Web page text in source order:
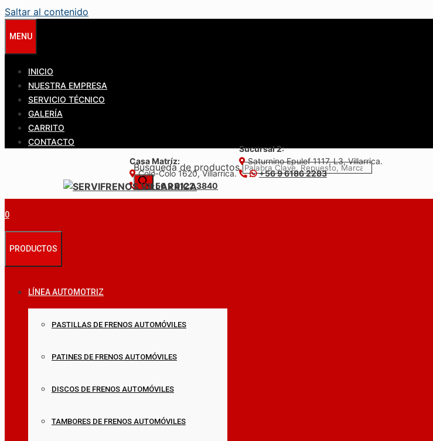
Saltar al contenido
MENU
INICIO
NUESTRA EMPRESA
SERVICIO TÉCNICO
GALERÍA
CARRITO
CONTACTO
Búsqueda de productos
Casa Matríz:
Colo-Colo 1620, Villarrica.
+56 9 6122 3840
Sucursal 2:
Saturnino Epulef 1117, L3, Villarrica.
+56 9 6186 2283
0
PRODUCTOS
LÍNEA AUTOMOTRIZ
PASTILLAS DE FRENOS AUTOMÓVILES
PATINES DE FRENOS AUTOMÓVILES
DISCOS DE FRENOS AUTOMÓVILES
TAMBORES DE FRENOS AUTOMÓVILES